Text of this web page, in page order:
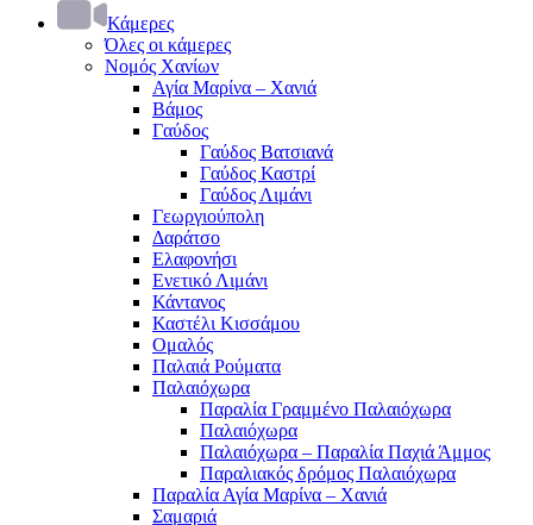
Κάμερες
Όλες οι κάμερες
Νομός Χανίων
Αγία Μαρίνα – Χανιά
Βάμος
Γαύδος
Γαύδος Βατσιανά
Γαύδος Καστρί
Γαύδος Λιμάνι
Γεωργιούπολη
Δαράτσο
Ελαφονήσι
Ενετικό Λιμάνι
Κάντανος
Καστέλι Κισσάμου
Ομαλός
Παλαιά Ρούματα
Παλαιόχωρα
Παραλία Γραμμένο Παλαιόχωρα
Παλαιόχωρα
Παλαιόχωρα – Παραλία Παχιά Άμμος
Παραλιακός δρόμος Παλαιόχωρα
Παραλία Αγία Μαρίνα – Χανιά
Σαμαριά